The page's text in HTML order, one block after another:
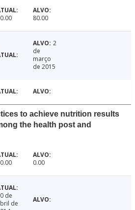
80.00
2
de
março
de 2015
to achieve nutrition results
the health post and
0.00
de
de